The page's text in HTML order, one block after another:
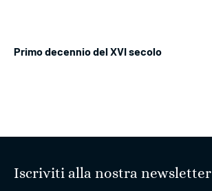
Primo decennio del XVI secolo
Iscriviti alla nostra newsletter